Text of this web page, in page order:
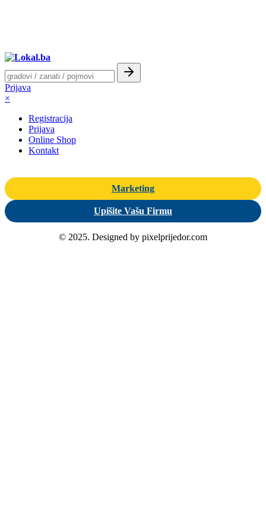
Prijava
×
Registracija
Prijava
Online Shop
Kontakt
Marketing
Upišite Vašu Firmu
© 2025. Designed by pixelprijedor.com